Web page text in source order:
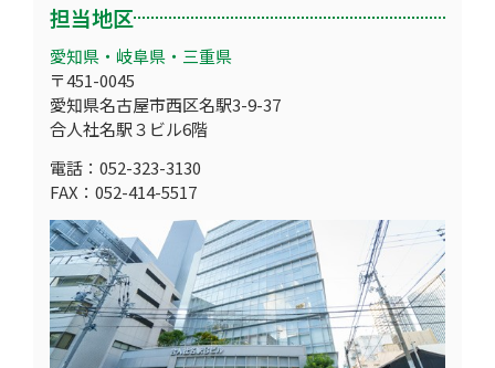
担当地区
愛知県・岐阜県・三重県
〒451-0045
愛知県名古屋市西区名駅3-9-37
合人社名駅３ビル6階
電話：052-323-3130
FAX：052-414-5517